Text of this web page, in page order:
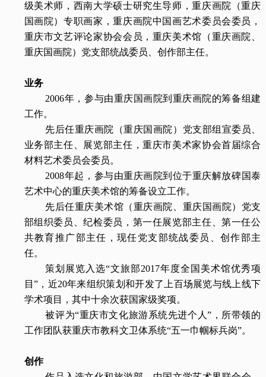
级美术师，西南大学硕士研究生导师，重庆画院（重庆
国画院）专职画家，重庆画院中国画艺术委员会委员，
重庆市文艺评论家协会会员，重庆美术馆（重庆画院、
重庆国画院）党支部统战委员、创作部主任。
业务
2006年，参与由重庆国画院到重庆画院的筹备组建
工作。
先后任重庆画院（重庆国画院）党支部组宣委员、
业务部主任、展览部主任，重庆市美术家协会首届综合
材料艺术委员会委员。
2008年起，参与由重庆画院到位于重庆解放碑国泰
艺术中心的重庆美术馆的筹备设立工作。
先后任重庆美术馆（重庆画院、重庆国画院）党支
部组织委员、纪检委员，第一任展览部主任、第一任公
共教育推广部主任，现任党支部统战委员、创作部主
任。
策划展览入选“文旅部2017年度全国美术馆优秀项
目”，近20年来组织策划和开发了上百场展览与线上线下
学术项目，其中十余次获国家级奖项。
被评为“重庆市文化旅游系统先进个人”，所带领的
工作团队获重庆市教科文卫体系统“五一巾帼标兵岗”。
创作